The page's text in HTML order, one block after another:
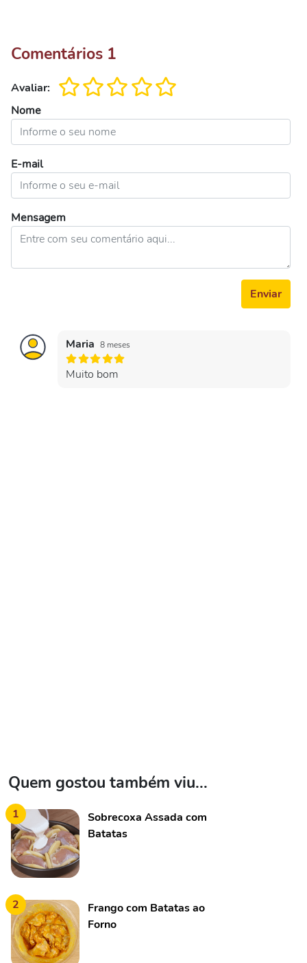
Comentários 1
Avaliar:
Nome
E-mail
Mensagem
Enviar
Maria 8 meses
Muito bom
Quem gostou também viu...
1
Sobrecoxa Assada com
Batatas
2
Frango com Batatas ao
Forno